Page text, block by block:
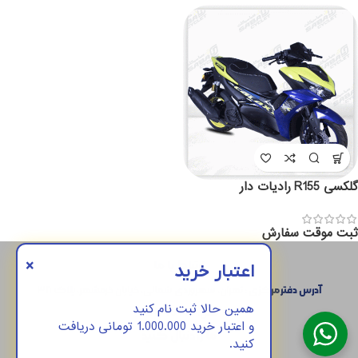
گلکسی R155 رادیات دار
ثبت موقت سفارش
ارتباط با ما
آدرس دفتر مرکزی : تهران، سهروردی شمالی، خیابان خرمشهر، پلاک ۳۸
تلفن:45487-021
ما را دنبال کنید
× اعتبار خرید
همین حالا ثبت نام کنید
و اعتبار خرید 1.000.000 تومانی دریافت
کنید.